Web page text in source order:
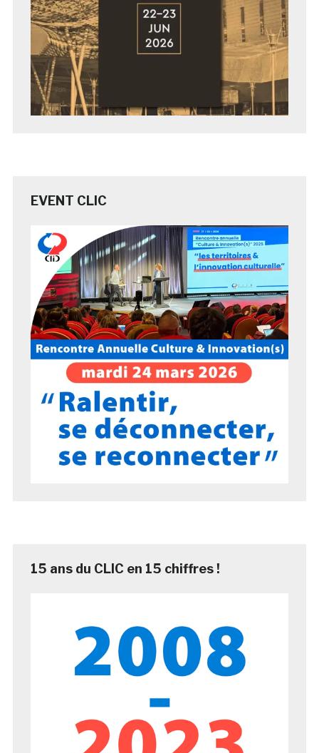
EVENT CLIC
15 ans du CLIC en 15 chiffres !